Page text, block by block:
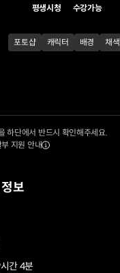
평생시청 수강가능
포토샵 캐릭터 배경 채색
보
간 4분
하단에서 반드시 확인해주세요.
지원 안내